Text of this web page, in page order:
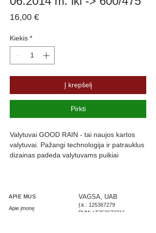
16,00 €Price
Kiekis *
Į krepšelį
Pirkti
Valytuvai GOOD RAIN - tai naujos kartos
valytuvai. Pažangi technologija ir patrauklus
dizainas padeda valytuvams puikiai
triukšmą ir užtikrina komfortą.
APIE MUS
Apie įmonę
VAGSA, UAB
Į.k.: 125367279
PVM: LT253672716